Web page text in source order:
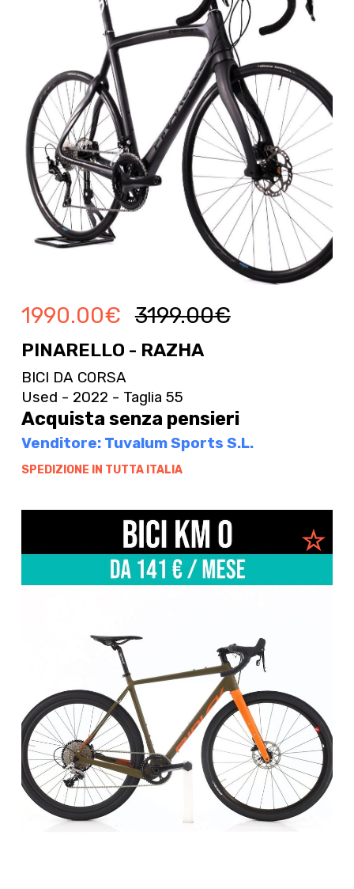
1990.00€ 3199.00€
PINARELLO - RAZHA
BICI DA CORSA
Used - 2022 - Taglia 55
Acquista senza pensieri
Venditore: Tuvalum Sports S.L.
SPEDIZIONE IN TUTTA ITALIA